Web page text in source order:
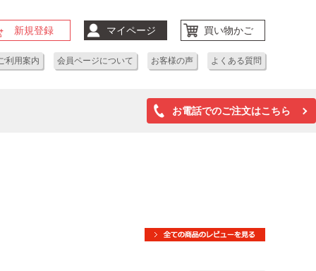
新規登録 マイページ 買い物かご
利用案内 会員ページについて お客様の声 よくある質問
お電話でのご注文はこちら